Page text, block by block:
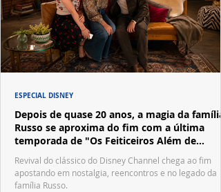
Depois de quase 20 anos, a magia da família
Russo se aproxima do fim com a última
temporada de "Os Feiticeiros Além de
Waverly Place"
Revival do clássico do Disney Channel chega ao fim
apostando em nostalgia, reencontros e no legado da
família Russo.
ESPECIAL DISNEY